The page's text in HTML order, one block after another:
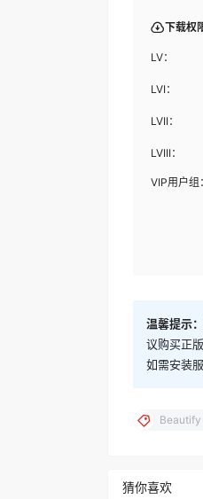
下载权
LV：
LVI：
LVII：
LVIII：
VIP用户组：
温馨提示：
议购买正
如需安装
Beautify
猜你喜欢